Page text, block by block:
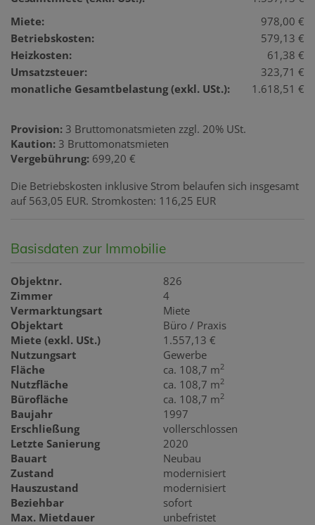
Miete:
978,00 €
Betriebskosten:
579,13 €
Heizkosten:
61,38 €
Umsatzsteuer:
323,71 €
monatliche Gesamtbelastung (exkl. USt.):
1.618,51 €
Provision: 3 Bruttomonatsmieten zzgl. 20% USt.
Kaution: 3 Bruttomonatsmieten
Vergebührung: 699,20 €
Die Betriebskosten inklusive Strom belaufen sich insgesamt
auf 563,05 EUR. Stromkosten: 116,25 EUR
Basisdaten zur Immobilie
Objektnr.
826
Zimmer
4
Vermarktungsart
Miete
Objektart
Büro / Praxis
Miete (exkl. USt.)
1.557,13 €
Nutzungsart
Gewerbe
Fläche
ca. 108,7 m2
Nutzfläche ca. 108,7 m2
Bürofläche ca. 108,7 m2
Baujahr
1997
Erschließung
vollerschlossen
Letzte Sanierung
2020
Bauart
Neubau
Zustand
modernisiert
Hauszustand
modernisiert
Beziehbar
sofort
Max. Mietdauer
unbefristet